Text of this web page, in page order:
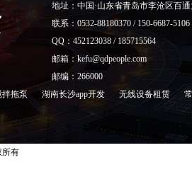
地址：中国·山东省青岛市李沧区百
联系：0532-88180370 / 150-6687-5106
QQ：452123038 / 185715564
邮箱：kefu@qdpeople.com
邮编：266000
拌拖泵 湖南长沙app开发 无线设备租赁
所有